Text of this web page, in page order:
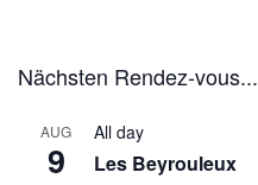
Nächsten Rendez-vous...
AUG
9
All day
Les Beyrouleux